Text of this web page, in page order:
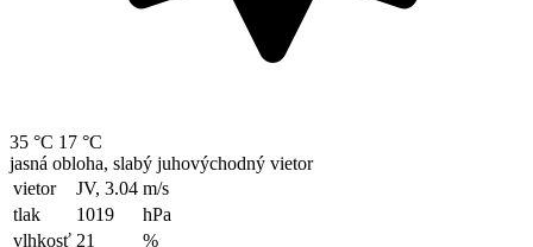
35 °C 17 °C
jasná obloha, slabý juhovýchodný vietor
vietor
JV, 3.04 m/s
tlak
1019
hPa
vlhkosť 21
%